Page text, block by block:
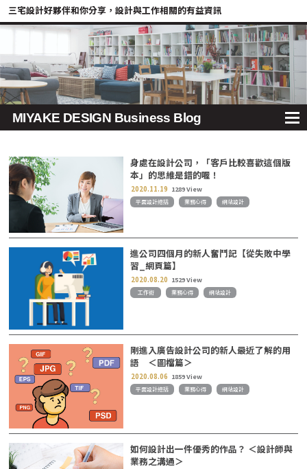
三宅設計好夥伴和你分享，設計與工作相關的有益資訊
MIYAKE DESIGN Business Blog
身處在設計公司，「客戶比較喜歡這個版
本」的思維是錯的喔！
2020.11.19 1289 View
平面設計總括 業務心得 網站設計
進公司四個月的新人奮鬥記【從失敗中學
習_網頁篇】
2020.08.20 1529 View
工作術 業務心得 網站設計
剛進入廣告設計公司的新人最近了解的用
語 ＜圖檔篇＞
2020.08.06 1859 View
平面設計總括 業務心得 網站設計
如何設計出一件優秀的作品？ ＜設計師與
業務之溝通＞